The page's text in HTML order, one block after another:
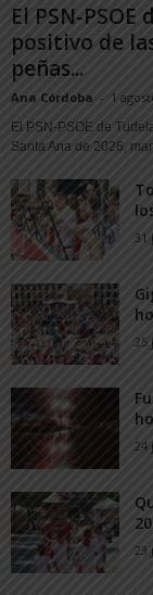
El PSN-
positivo de
peñas...
Ana Córdoba - 1
El PSN-PSOE de
Santa Ana de 2026,
31
25
24
23